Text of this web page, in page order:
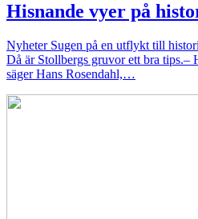
Hisnande vyer på
Nyheter Sugen på en utflykt till
Då är Stollbergs gruvor ett bra tips.–
säger Hans Rosendahl,…